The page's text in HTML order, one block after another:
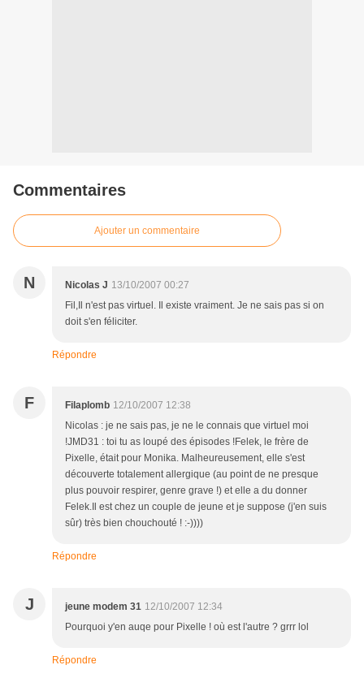
Commentaires
Ajouter un commentaire
N Nicolas J 13/10/2007 00:27
Fil,Il n'est pas virtuel. Il existe vraiment. Je ne sais pas si on
doit s'en féliciter.
Répondre
F Filaplomb 12/10/2007 12:38
Nicolas : je ne sais pas, je ne le connais que virtuel moi
!JMD31 : toi tu as loupé des épisodes !Felek, le frère de
Pixelle, était pour Monika. Malheureusement, elle s'est
découverte totalement allergique (au point de ne presque
plus pouvoir respirer, genre grave !) et elle a du donner
Felek.Il est chez un couple de jeune et je suppose (j'en suis
sûr) très bien chouchouté ! :-))))
Répondre
J jeune modem 31 12/10/2007 12:34
Pourquoi y'en auqe pour Pixelle ! où est l'autre ? grrr lol
Répondre